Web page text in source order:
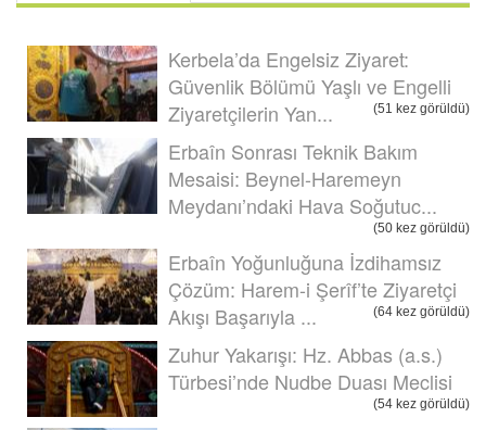
Kerbela’da Engelsiz Ziyaret:
Güvenlik Bölümü Yaşlı ve Engelli
Ziyaretçilerin Yan...
(51 kez görüldü)
Erbaîn Sonrası Teknik Bakım
Mesaisi: Beynel-Haremeyn
Meydanı’ndaki Hava Soğutuc...
(50 kez görüldü)
Erbaîn Yoğunluğuna İzdihamsız
Çözüm: Harem-i Şerîf’te Ziyaretçi
Akışı Başarıyla ...
(64 kez görüldü)
Zuhur Yakarışı: Hz. Abbas (a.s.)
Türbesi’nde Nudbe Duası Meclisi
(54 kez görüldü)